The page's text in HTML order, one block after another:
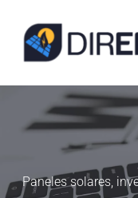
Paneles solares,